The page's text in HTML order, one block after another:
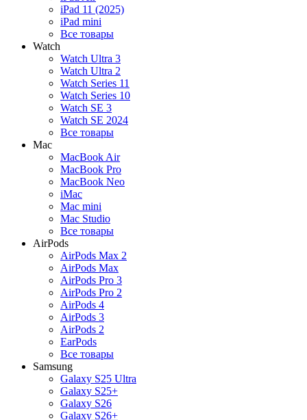
iPad 11 (2025)
iPad mini
Все товары
Watch
Watch Ultra 3
Watch Ultra 2
Watch Series 11
Watch Series 10
Watch SE 3
Watch SE 2024
Все товары
Mac
MacBook Air
MacBook Pro
MacBook Neo
iMac
Mac mini
Mac Studio
Все товары
AirPods
AirPods Max 2
AirPods Max
AirPods Pro 3
AirPods Pro 2
AirPods 4
AirPods 3
AirPods 2
EarPods
Все товары
Samsung
Galaxy S25 Ultra
Galaxy S25+
Galaxy S26
Galaxy S26+